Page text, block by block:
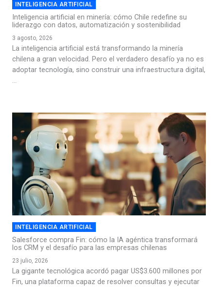
INTELIGENCIA ARTIFICIAL
Inteligencia artificial en minería: cómo Chile redefine su
liderazgo con datos, automatización y sostenibilidad
3 agosto, 2026
La inteligencia artificial está transformando la minería
chilena a gran velocidad. Pero el verdadero desafío ya no es
adoptar tecnología, sino construir una infraestructura digital,
...
INTELIGENCIA ARTIFICIAL
Salesforce compra Fin: cómo la IA agéntica transformará
los CRM y el desafío para las empresas chilenas
23 julio, 2026
La gigante tecnológica acordó pagar US$3.600 millones por
Fin, una plataforma capaz de resolver consultas y ejecutar